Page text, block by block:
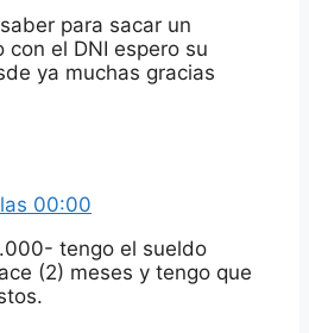
para sacar un
con el DNI espero su
ya muchas gracias
00:00
tengo el sueldo
(2) meses y tengo que